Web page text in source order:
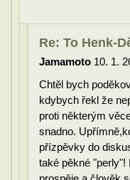
Re: To Henk-
Jamamoto 10. 1.
Chtěl bych
kdybych řekl že
proti některým
snadno.
přízpěvky do
také pěkné